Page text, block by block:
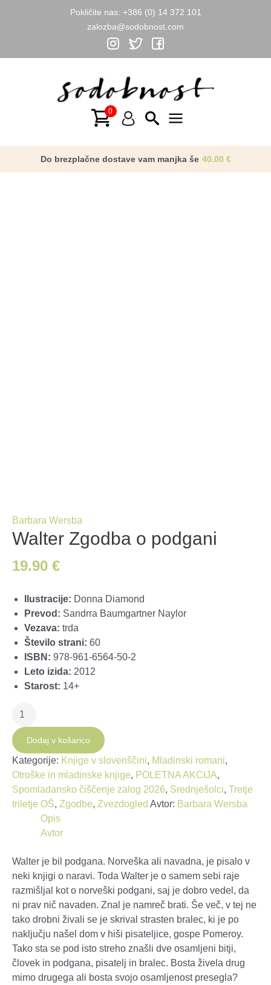
Pokličite nas: +386 (0) 14 372 101
zalozba@sodobnost.com
Menu
Do brezplačne dostave vam manjka še 40.00 €
Barbara Wersba
Walter Zgodba o podgani
19.90 €
Ilustracije: Donna Diamond
Prevod: Sandrra Baumgartner Naylor
Vezava: trda
Število strani: 60
ISBN: 978-961-6564-50-2
Leto izida: 2012
Starost: 14+
Walter
o
podgani
količina
Dodaj v košarico
Kategorije: Knjige v slovenščini, Mladinski romani,
Otroške in mladinske knjige, POLETNA AKCIJA,
Spomladansko čiščenje zalog 2026, Srednješolci, Tretje
triletje OŠ, Zgodbe, Zvezdogled Avtor: Barbara Wersba
Opis
Avtor
Walter je bil podgana. Norveška ali navadna, je pisalo v
neki knjigi o naravi. Toda Walter je o samem sebi raje
razmišljal kot o norveški podgani, saj je dobro vedel, da
ni prav nič navaden. Znal je namreč brati. Še več, v tej ne
tako drobni živali se je skrival strasten bralec, ki je po
naključju našel dom v hiši pisateljice, gospe Pomeroy.
Tako sta se pod isto streho znašli dve osamljeni bitji,
človek in podgana, pisatelj in bralec. Bosta živela drug
mimo drugega ali bosta svojo osamljenost presegla?